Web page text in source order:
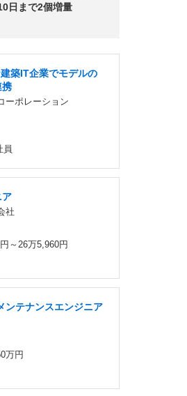
日まで2個増量
築IT企業でモデルの
携
ーポレーション
員
ア
社
～26万5,960円
ンテナンスエンジニア
万円